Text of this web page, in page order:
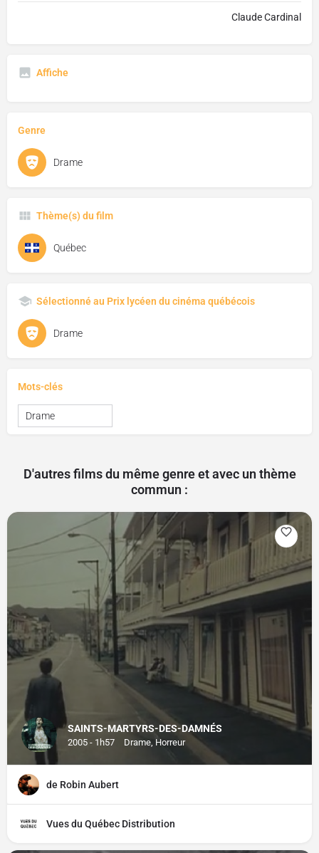
Claude Cardinal
Affiche
Genre
Drame
Thème(s) du film
Québec
Sélectionné au Prix lycéen du cinéma québécois
Drame
Mots-clés
Drame
D'autres films du même genre et avec un thème
commun :
SAINTS-MARTYRS-DES-DAMNÉS
2005 - 1h57 Drame, Horreur
de Robin Aubert
Vues du Québec Distribution